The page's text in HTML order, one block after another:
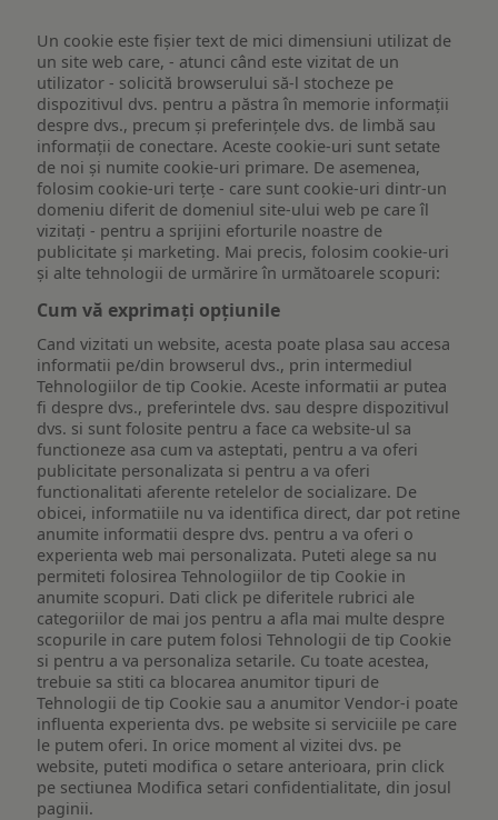
Un cookie este fişier text de mici dimensiuni utilizat de
un site web care, - atunci când este vizitat de un
utilizator - solicită browserului să-l stocheze pe
dispozitivul dvs. pentru a păstra în memorie informații
despre dvs., precum și preferințele dvs. de limbă sau
informații de conectare. Aceste cookie-uri sunt setate
de noi și numite cookie-uri primare. De asemenea,
folosim cookie-uri terțe - care sunt cookie-uri dintr-un
domeniu diferit de domeniul site-ului web pe care îl
vizitați - pentru a sprijini eforturile noastre de
publicitate și marketing. Mai precis, folosim cookie-uri
și alte tehnologii de urmărire în următoarele scopuri:
Cum vă exprimați opțiunile
Cand vizitati un website, acesta poate plasa sau accesa
informatii pe/din browserul dvs., prin intermediul
Tehnologiilor de tip Cookie. Aceste informatii ar putea
fi despre dvs., preferintele dvs. sau despre dispozitivul
dvs. si sunt folosite pentru a face ca website-ul sa
functioneze asa cum va asteptati, pentru a va oferi
publicitate personalizata si pentru a va oferi
functionalitati aferente retelelor de socializare. De
obicei, informatiile nu va identifica direct, dar pot retine
anumite informatii despre dvs. pentru a va oferi o
experienta web mai personalizata. Puteti alege sa nu
permiteti folosirea Tehnologiilor de tip Cookie in
anumite scopuri. Dati click pe diferitele rubrici ale
categoriilor de mai jos pentru a afla mai multe despre
scopurile in care putem folosi Tehnologii de tip Cookie
si pentru a va personaliza setarile. Cu toate acestea,
trebuie sa stiti ca blocarea anumitor tipuri de
Tehnologii de tip Cookie sau a anumitor Vendor-i poate
influenta experienta dvs. pe website si serviciile pe care
le putem oferi. In orice moment al vizitei dvs. pe
website, puteti modifica o setare anterioara, prin click
pe sectiunea Modifica setari confidentialitate, din josul
paginii.